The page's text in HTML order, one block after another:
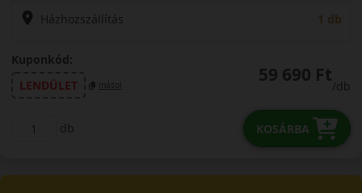
Házhozszállítás 1 db
Kuponkód:
LENDÜLET
másol 59 690 Ft
/db
db KOSÁRBA